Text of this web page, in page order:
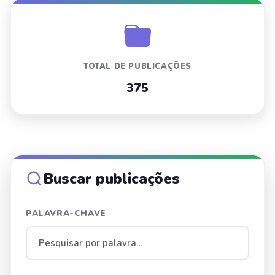
TOTAL DE PUBLICAÇÕES
375
Buscar publicações
PALAVRA-CHAVE